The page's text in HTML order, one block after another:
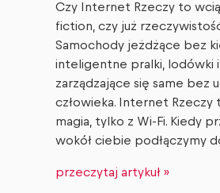
Czy Internet Rzeczy to
fiction, czy już
Samochody jeżdżące bez
inteligentne pralki, lodówki
zarządzające się same bez
człowieka. Internet Rzeczy
magia, tylko z Wi-Fi. Kiedy
wokół ciebie podłączymy
przeczytaj artykuł »